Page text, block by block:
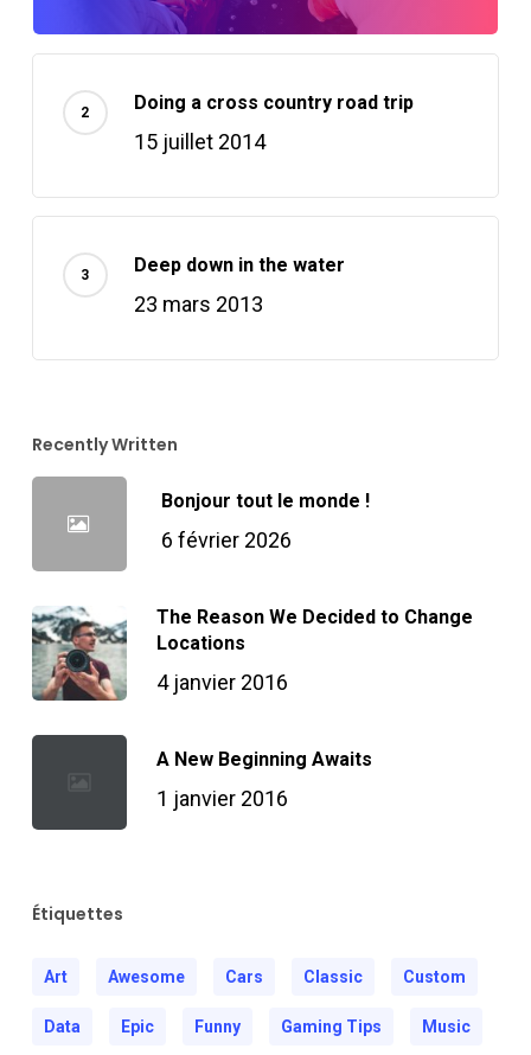
Doing a cross country road trip
15 juillet 2014
Deep down in the water
23 mars 2013
Recently Written
Bonjour tout le monde !
6 février 2026
The Reason We Decided to Change
Locations
4 janvier 2016
A New Beginning Awaits
1 janvier 2016
Étiquettes
Art Awesome Cars Classic Custom
Data Epic Funny Gaming Tips Music